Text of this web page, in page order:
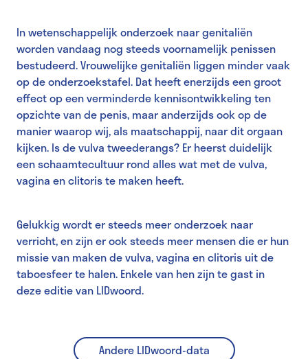
In wetenschappelijk onderzoek naar genitaliën
worden vandaag nog steeds voornamelijk penissen
bestudeerd. Vrouwelijke genitaliën liggen minder vaak
op de onderzoekstafel. Dat heeft enerzijds een groot
effect op een verminderde kennisontwikkeling ten
opzichte van de penis, maar anderzijds ook op de
manier waarop wij, als maatschappij, naar dit orgaan
kijken. Is de vulva tweederangs? Er heerst duidelijk
een schaamtecultuur rond alles wat met de vulva,
vagina en clitoris te maken heeft.
Gelukkig wordt er steeds meer onderzoek naar
verricht, en zijn er ook steeds meer mensen die er hun
missie van maken de vulva, vagina en clitoris uit de
taboesfeer te halen. Enkele van hen zijn te gast in
deze editie van LIDwoord.
Andere LIDwoord-data